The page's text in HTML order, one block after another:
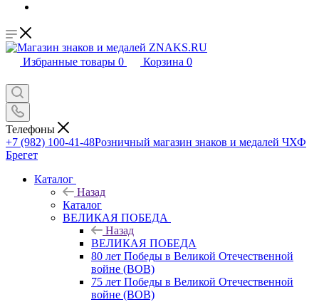
Избранные товары 0 Корзина 0
Телефоны
+7 (982) 100-41-48Розничный магазин знаков и медалей ЧХФ
Брегет
Каталог
Назад
Каталог
ВЕЛИКАЯ ПОБЕДА
Назад
ВЕЛИКАЯ ПОБЕДА
80 лет Победы в Великой Отечественной
войне (ВОВ)
75 лет Победы в Великой Отечественной
войне (ВОВ)